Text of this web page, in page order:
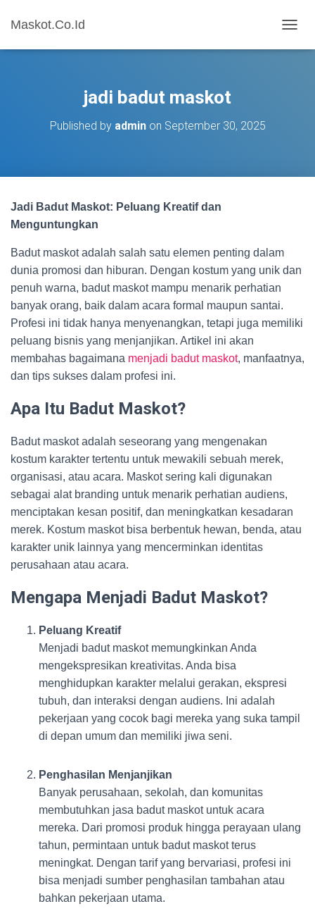
Maskot.Co.Id
O
jadi badut maskot
Published by adminon September 30, 2025
Jadi Badut Maskot: Peluang Kreatif dan
Menguntungkan
Badut maskot adalah salah satu elemen penting dalam
dunia promosi dan hiburan. Dengan kostum yang unik dan
penuh warna, badut maskot mampu menarik perhatian
banyak orang, baik dalam acara formal maupun santai.
Profesi ini tidak hanya menyenangkan, tetapi juga memiliki
peluang bisnis yang menjanjikan. Artikel ini akan
membahas bagaimana menjadi badut maskot, manfaatnya,
dan tips sukses dalam profesi ini.
Apa Itu Badut Maskot?
Badut maskot adalah seseorang yang mengenakan
kostum karakter tertentu untuk mewakili sebuah merek,
organisasi, atau acara. Maskot sering kali digunakan
sebagai alat branding untuk menarik perhatian audiens,
menciptakan kesan positif, dan meningkatkan kesadaran
merek. Kostum maskot bisa berbentuk hewan, benda, atau
karakter unik lainnya yang mencerminkan identitas
perusahaan atau acara.
Mengapa Menjadi Badut Maskot?
Peluang Kreatif
Menjadi badut maskot memungkinkan Anda
mengekspresikan kreativitas. Anda bisa
menghidupkan karakter melalui gerakan, ekspresi
tubuh, dan interaksi dengan audiens. Ini adalah
pekerjaan yang cocok bagi mereka yang suka tampil
di depan umum dan memiliki jiwa seni.
Penghasilan Menjanjikan
Banyak perusahaan, sekolah, dan komunitas
membutuhkan jasa badut maskot untuk acara
mereka. Dari promosi produk hingga perayaan ulang
tahun, permintaan untuk badut maskot terus
meningkat. Dengan tarif yang bervariasi, profesi ini
bisa menjadi sumber penghasilan tambahan atau
bahkan pekerjaan utama.